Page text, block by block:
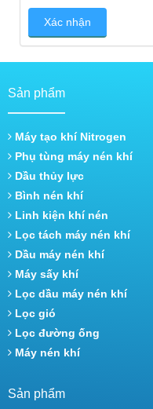
Sản phẩm
Máy tạo khí Nitrogen
Phụ tùng máy nén khí
Dầu thủy lực
Bình nén khí
Linh kiện khí nén
Lọc tách máy nén khí
Dầu máy nén khí
Máy sấy khí
Lọc dầu máy nén khí
Lọc gió
Lọc đường ống
Máy nén khí
Sản phẩm